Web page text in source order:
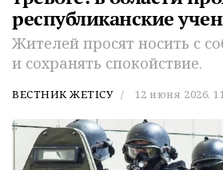
республиканские
Жителей просят носить с
и сохранять спокойствие.
ВЕСТНИК ЖЕТІСУ 12 июня 2026,